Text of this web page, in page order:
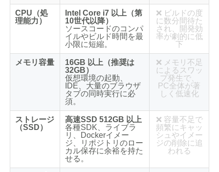
CPU（処
理能力）
Intel Core i7 以上（第
10世代以降）
ソースコードのコンパ
イルやビルド時間を最
小限に短縮。
❌ ビルドの度
に数分間待た
され、開発効
率が劇的に低
下
メモリ容量
16GB 以上（推奨は
32GB）
仮想環境の起動、
IDE、大量のブラウザ
タブの同時実行に必
須。
❌ メモリ不足
によるスワッ
プ発生で、
PC全体が著
しく低速化
ストレージ
（SSD）
高速SSD 512GB 以上
各種SDK、ライブラ
リ、Dockerイメー
ジ、リポジトリのロー
カル保存に余裕を持た
せる。
❌ 容量不足で
頻繁にキャッ
シュやイメー
ジの削除に追
われる